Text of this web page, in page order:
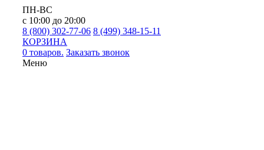
ПН-ВС
с 10:00 до 20:00
8 (800) 302-77-06 8 (499) 348-15-11
КОРЗИНА
0 товаров. Заказать звонок
Меню